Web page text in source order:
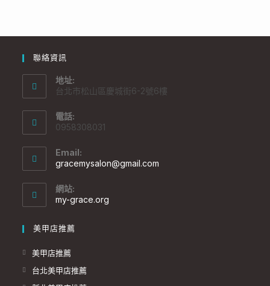
聯絡資訊
地址:
台北市松山區慶城街6-2號6樓
電話:
0958308031
Email:
gracemysalon@gmail.com
網站:
my-grace.org
美甲店推薦
美甲店推薦
台北美甲店推薦